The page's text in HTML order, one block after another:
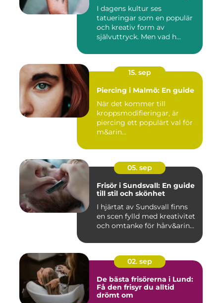
I dagens kultur ses
tatueringar som en populär
och kreativ form av
självuttryck. Men vad h...
15. sep
Piercing i Malmö: En guide
När det kommer till
kroppsmodifieringar, är
piercing ett populärt val för
m&arin...
05. sep
Frisör i Sundsvall: En guide
till stil och skönhet
I hjärtat av Sundsvall finns
en scen fylld med kreativitet
och omtanke för hårv&arin...
02. sep
De bästa frisörerna i Lund:
Få den frisyr du alltid
drömt om